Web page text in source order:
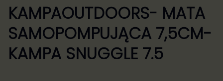
KAMPAOUTDOORS- MATA
SAMOPOMPUJĄCA 7,5CM-
KAMPA SNUGGLE 7.5